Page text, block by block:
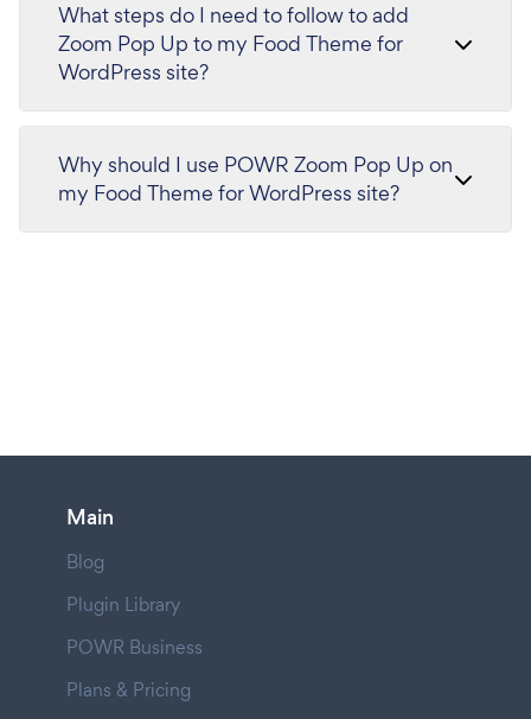
What steps do I need to follow to add
Zoom Pop Up to my Food Theme for
WordPress site?
Why should I use POWR Zoom Pop Up on
my Food Theme for WordPress site?
Main
Blog
Plugin Library
POWR Business
Plans & Pricing